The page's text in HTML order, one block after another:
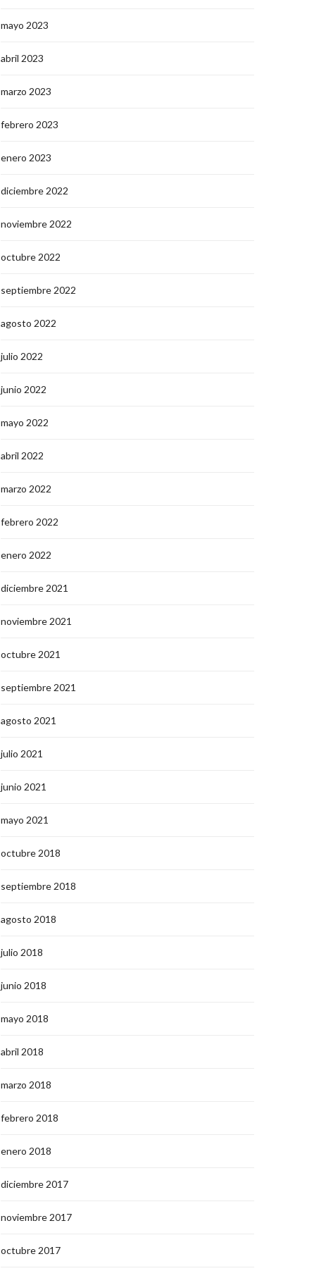
mayo 2023
abril 2023
marzo 2023
febrero 2023
enero 2023
diciembre 2022
noviembre 2022
octubre 2022
septiembre 2022
agosto 2022
julio 2022
junio 2022
mayo 2022
abril 2022
marzo 2022
febrero 2022
enero 2022
diciembre 2021
noviembre 2021
octubre 2021
septiembre 2021
agosto 2021
julio 2021
junio 2021
mayo 2021
octubre 2018
septiembre 2018
agosto 2018
julio 2018
junio 2018
mayo 2018
abril 2018
marzo 2018
febrero 2018
enero 2018
diciembre 2017
noviembre 2017
octubre 2017